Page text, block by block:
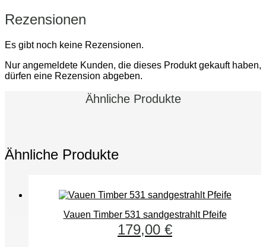
Rezensionen
Es gibt noch keine Rezensionen.
Nur angemeldete Kunden, die dieses Produkt gekauft haben,
dürfen eine Rezension abgeben.
Ähnliche Produkte
Ähnliche Produkte
Vauen Timber 531 sandgestrahlt Pfeife
179,00 €